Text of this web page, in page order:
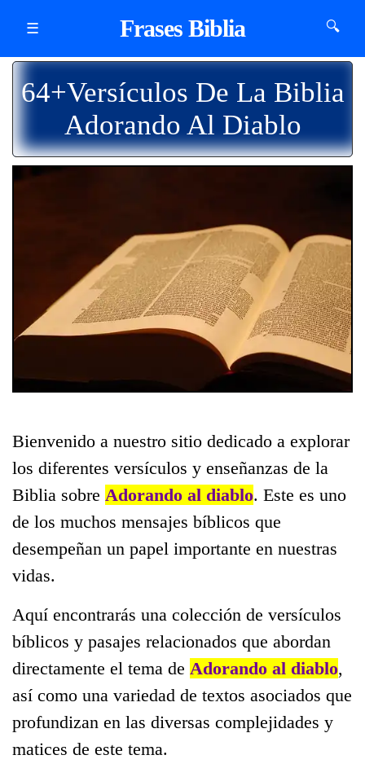
☰ Frases Biblia 🔍
64+Versículos De La Biblia
Adorando Al Diablo
Bienvenido a nuestro sitio dedicado a explorar
los diferentes versículos y enseñanzas de la
Biblia sobre Adorando al diablo. Este es uno
de los muchos mensajes bíblicos que
desempeñan un papel importante en nuestras
vidas.
Aquí encontrarás una colección de versículos
bíblicos y pasajes relacionados que abordan
directamente el tema de Adorando al diablo,
así como una variedad de textos asociados que
profundizan en las diversas complejidades y
matices de este tema.